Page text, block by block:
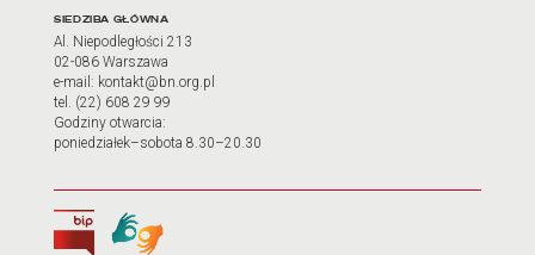
Adres oraz godziny
SIEDZIBA GŁÓWNA
Al. Niepodległości 213
02-086 Warszawa
e-mail: kontakt@bn.org.pl
tel. (22) 608 29 99
Godziny otwarcia:
poniedziałek–sobota 8.30–20.30
Biuletyn Informacji Publicznej
Tłumacz języka migowego